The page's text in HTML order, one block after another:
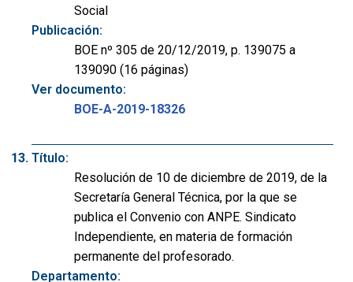
Social
Publicación:
BOE nº 305 de 20/12/2019, p. 139075 a
139090 (16 páginas)
Ver documento:
BOE-A-2019-18326
Título:
Resolución de 10 de diciembre de 2019, de la
Secretaría General Técnica, por la que se
publica el Convenio con ANPE. Sindicato
Independiente, en materia de formación
permanente del profesorado.
Departamento: